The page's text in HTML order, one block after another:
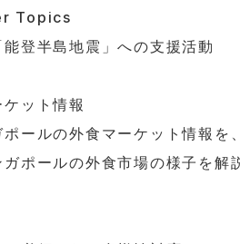
Topics
能登半島地震」への支援活動
ット情報
ールの外食マーケット情報
ポールの外食市場の様子を解